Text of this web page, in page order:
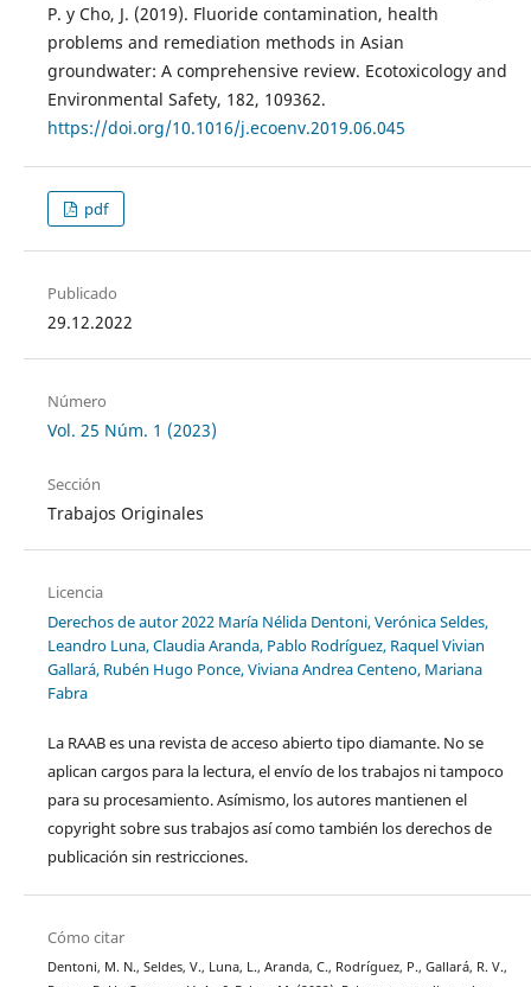
P. y Cho, J. (2019). Fluoride contamination, health
problems and remediation methods in Asian
groundwater: A comprehensive review. Ecotoxicology and
Environmental Safety, 182, 109362.
https://doi.org/10.1016/j.ecoenv.2019.06.045
pdf
Publicado
29.12.2022
Número
Vol. 25 Núm. 1 (2023)
Sección
Trabajos Originales
Licencia
Derechos de autor 2022 María Nélida Dentoni, Verónica Seldes,
Leandro Luna, Claudia Aranda, Pablo Rodríguez, Raquel Vivian
Gallará, Rubén Hugo Ponce, Viviana Andrea Centeno, Mariana
Fabra
La RAAB es una revista de acceso abierto tipo diamante. No se
aplican cargos para la lectura, el envío de los trabajos ni tampoco
para su procesamiento. Asímismo, los autores mantienen el
copyright sobre sus trabajos así como también los derechos de
publicación sin restricciones.
Cómo citar
Dentoni, M. N., Seldes, V., Luna, L., Aranda, C., Rodríguez, P., Gallará, R. V.,